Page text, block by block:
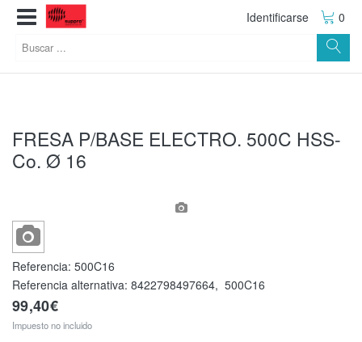
Identificarse 0
FRESA P/BASE ELECTRO. 500C HSS-
Co. Ø 16
Referencia: 500C16
Referencia alternativa: 8422798497664, 500C16
99,40€
Impuesto no incluido